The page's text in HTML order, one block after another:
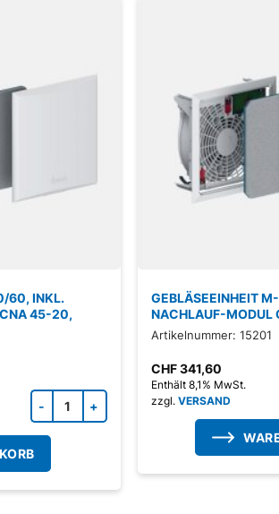
60, INKL.
CNA 45-20,
Zubehörprodukt Menge
GEBLÄSEEINHEIT
NACHLAUF-MODUL
Artikelnummer: 15201
CHF341,60
Enthält 8,1% MwSt.
zzgl.VERSAND